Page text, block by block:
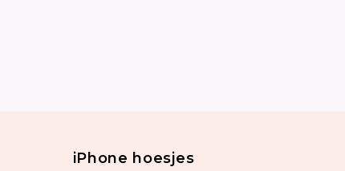
iPhone hoesjes